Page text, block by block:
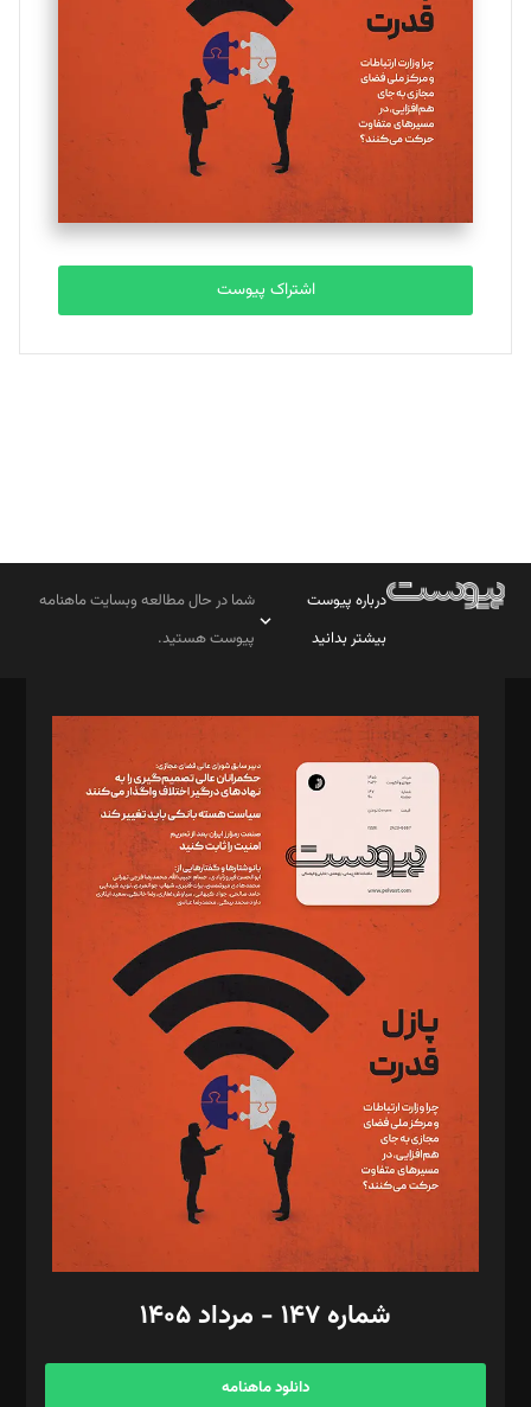
تحریریه
ملینا جعفری
تحریریه
مصطفی مسجدی آرانی
تحریریه
بابک نقاش
تحریریه
اشتراک پیوست
درباره پیوست
بیشتر بدانید
شما در حال مطالعه وبسایت ماهنامه
پیوست هستید.
مدیر مسئول: محمدباقر اثنی‌عشری
سردبیر: مهرک محمودی
دبیر تحریریه: میثم قاسمی
د‌بیر ناداستان: سمانه سمیع
د‌بیر خدمت و تجارت: ابوالفضل رجبی
د‌بیر حقوق فناوری: حسام‌الدین ایپکچی
د‌بیر پیوست جهان: مینا پاکدل
د‌بیر تحریریه آنلاین: بابک نقاش
تحریریه‌: مجتبی محمود‌ی، آرش برهمند، یسنا امان‌پور، سروش کرمیان،
مصطفی مسجدی آرانی، ابوالفضل رجبی، زهرا فکرانه، فائزه فتحی
رستمی،مصطفی باستان
ویرایش: نگار استاد‌‌آقا
طراح یونیفرم: مجید توکلی
فیلمبرداری و عکاسی: امیر شفیعی، مانی لطفی زاده
گرافیک و صفحه‌آرایی: سید‌سبحان‌علی ثابت
مد‌یر توسعه تجاری: کامبیز برید‌
امور مالی: شاپور رهبری، محمد‌ کاظمی‌نیا
آگهی و مشترکین: ۰۹۱۹۹۹۹۰۴۵۴
شماره ۱۴۷ - مرداد ۱۴۰۵
دانلود ماهنامه